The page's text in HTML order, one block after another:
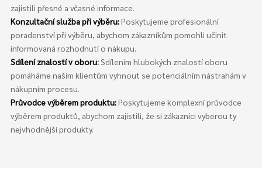
zajistili přesné a včasné informace.
Konzultační služba při výběru:Poskytujeme profesionální
poradenství při výběru, abychom zákazníkům pomohli učinit
informovaná rozhodnutí o nákupu.
Sdílení znalostí v oboru:Sdílením hlubokých znalostí oboru
pomáháme našim klientům vyhnout se potenciálním nástrahám v
nákupním procesu.
Průvodce výběrem produktu:Poskytujeme komplexní průvodce
výběrem produktů, abychom zajistili, že si zákazníci vyberou ty
nejvhodnější produkty.